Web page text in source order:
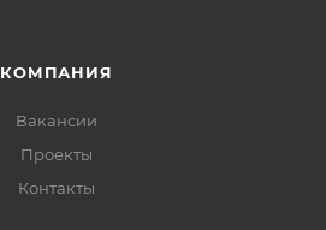
КОМПАНИЯ
Вакансии
Проекты
Контакты